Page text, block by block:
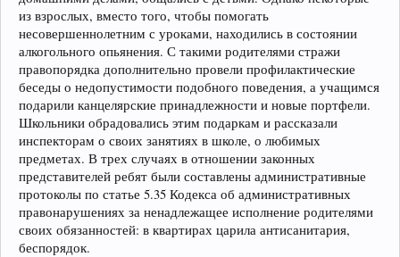
из взрослых, вместо того, чтобы помогать
несовершеннолетним с уроками, находились в состоянии
алкогольного опьянения. С такими родителями стражи
правопорядка дополнительно провели профилактические
беседы о недопустимости подобного поведения, а учащимся
подарили канцелярские принадлежности и новые портфели.
Школьники обрадовались этим подаркам и рассказали
инспекторам о своих занятиях в школе, о любимых
предметах. В трех случаях в отношении законных
представителей ребят были составлены административные
протоколы по статье 5.35 Кодекса об административных
правонарушениях за ненадлежащее исполнение родителями
своих обязанностей: в квартирах царила антисанитария,
беспорядок.